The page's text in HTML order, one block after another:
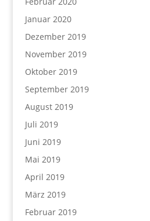
Januar 2020
Dezember 2019
November 2019
Oktober 2019
September 2019
August 2019
Juli 2019
Juni 2019
Mai 2019
April 2019
März 2019
Februar 2019